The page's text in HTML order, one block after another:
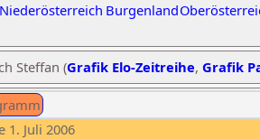
Niederösterreich Burgenland
Steffan (Grafik Elo-Zeitreihe, Grafik
1. Juli 2006